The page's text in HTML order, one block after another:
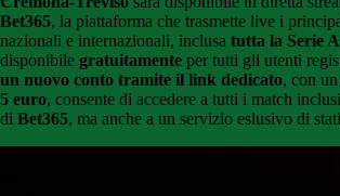
Bet365, la piattaforma che trasmette live i
nazionali e internazionali, inclusa tutta la Serie
disponibile gratuitamente per tutti gli utenti
un nuovo conto tramite il link dedicato, con un
5 euro, consente di accedere a tutti i match
di Bet365, ma anche a un servizio eslusivo di